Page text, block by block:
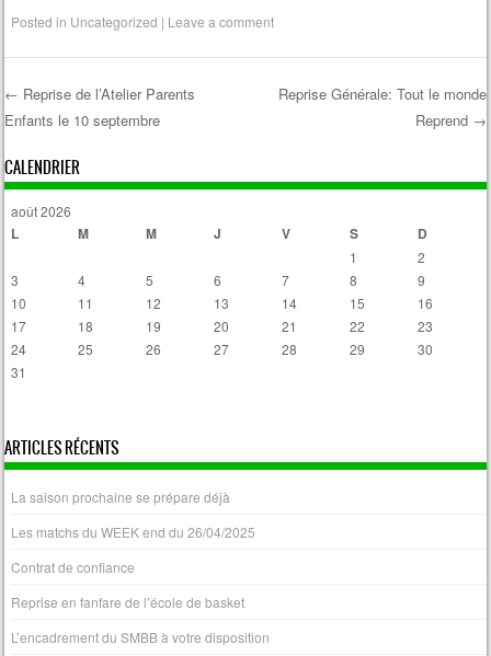
Posted in Uncategorized | Leave a comment
Post navigation
← Reprise de l’Atelier Parents
Enfants le 10 septembre
Reprise Générale: Tout le monde
Reprend →
CALENDRIER
août 2026
L M M J V S D
1
2
3
4 5 6 7 8
9
10
11 12 13 14 15
16
17
18 19 20 21 22
23
24
25 26 27 28 29
30
31
ARTICLES RÉCENTS
La saison prochaine se prépare déjà
Les matchs du WEEK end du 26/04/2025
Contrat de confiance
Reprise en fanfare de l’école de basket
L’encadrement du SMBB à votre disposition